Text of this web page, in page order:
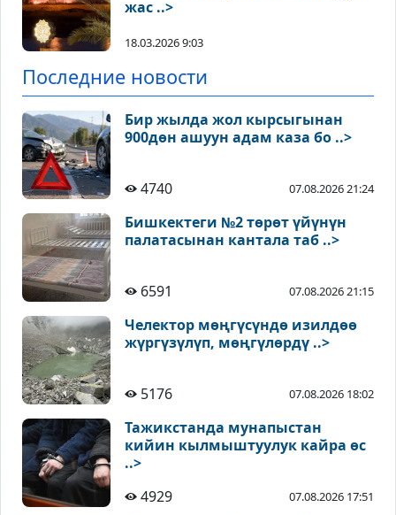
жас ..>
18.03.2026 9:03
Последние новости
Бир жылда жол кырсыгынан
900дөн ашуун адам каза бо ..>
4740 07.08.2026 21:24
Бишкектеги №2 төрөт үйүнүн
палатасынан кантала таб ..>
6591 07.08.2026 21:15
Челектор мөңгүсүндө изилдөө
жүргүзүлүп, мөңгүлөрдү ..>
5176 07.08.2026 18:02
Тажикстанда мунапыстан
кийин кылмыштуулук кайра өс
..>
4929
07.08.2026 17:51